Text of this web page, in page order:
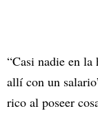
“Casi nadie en
allí con un
rico al poseer